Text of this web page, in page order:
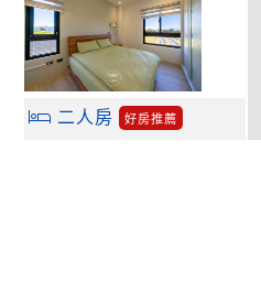
二人房
好房推薦